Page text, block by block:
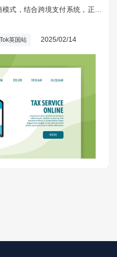
式，结合跨境支付系统，正在
英国站 2025/02/14